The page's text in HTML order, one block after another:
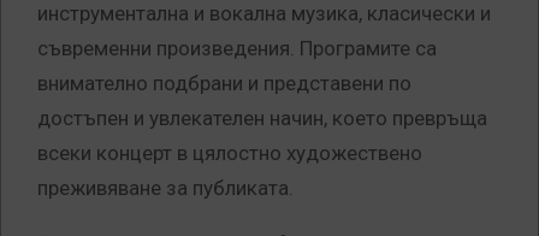
инструментална и вокална музика, класически и
съвременни произведения. Програмите са
внимателно подбрани и представени по
достъпен и увлекателен начин, което превръща
всеки концерт в цялостно художествено
преживяване за публиката.